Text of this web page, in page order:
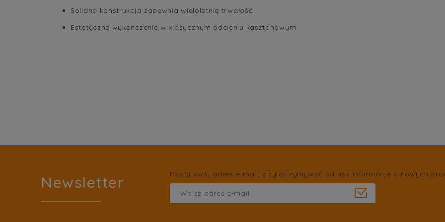
Solidna konstrukcja zapewnia wieloletnią trwałość
Estetyczne wykończenie w klasycznym odcieniu kasztanowym
Newsletter Podaj swój adres e-mail, aby otrzymywać od nas informacje o nowych